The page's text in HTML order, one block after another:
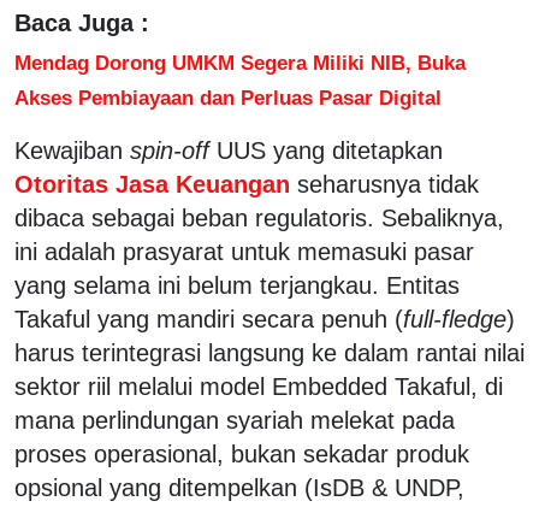
Baca Juga :
Mendag Dorong UMKM Segera Miliki NIB, Buka
Akses Pembiayaan dan Perluas Pasar Digital
Kewajiban spin-offUUS yang ditetapkan
Otoritas Jasa Keuangan seharusnya tidak
dibaca sebagai beban regulatoris. Sebaliknya,
ini adalah prasyarat untuk memasuki pasar
yang selama ini belum terjangkau. Entitas
Takaful yang mandiri secara penuh (full-fledge)
harus terintegrasi langsung ke dalam rantai nilai
sektor riil melalui model Embedded Takaful, di
mana perlindungan syariah melekat pada
proses operasional, bukan sekadar produk
opsional yang ditempelkan (IsDB & UNDP,